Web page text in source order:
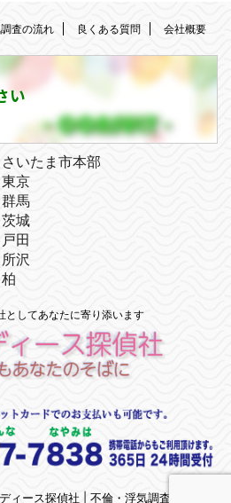
査の流れ 良くある質問 会社概要
い
いたま市本部
京
馬
城
田
沢
としてあなたに寄り添います
ース探偵社 | 不倫・浮気調査 | 埼玉県